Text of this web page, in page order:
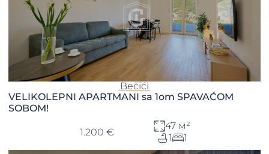
Bečići
VELIKOLEPNI APARTMANI sa 1om SPAVAĆOM
SOBOM!
1.200 €
47 м²
1
1